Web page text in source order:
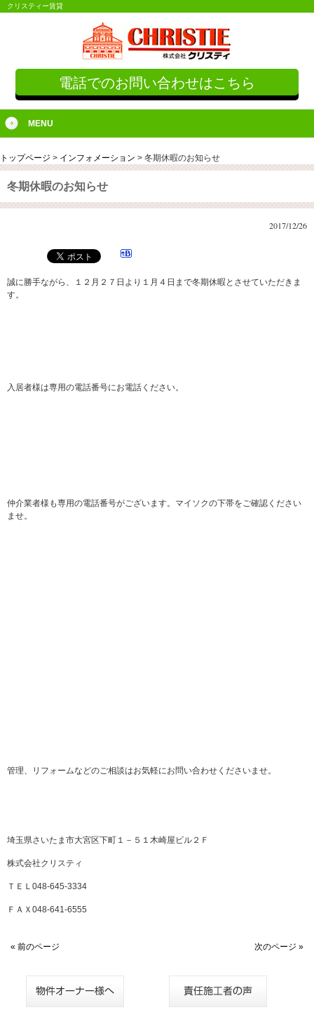
クリスティー賃貸
電話でのお問い合わせはこちら
MENU
トップページ > インフォメーション > 冬期休暇のお知らせ
冬期休暇のお知らせ
2017/12/26
誠に勝手ながら、１２月２７日より１月４日まで冬期休暇とさせていただきま
す。
入居者様は専用の電話番号にお電話ください。
仲介業者様も専用の電話番号がございます。マイソクの下帯をご確認ください
ませ。
管理、リフォームなどのご相談はお気軽にお問い合わせくださいませ。
埼玉県さいたま市大宮区下町１－５１木崎屋ビル２Ｆ
株式会社クリスティ
ＴＥＬ048-645-3334
ＦＡＸ048-641-6555
« 前のページ 次のページ »